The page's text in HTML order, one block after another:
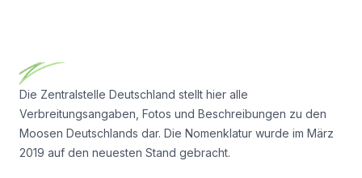
Die Zentralstelle Deutschland stellt hier alle
Verbreitungsangaben, Fotos und Beschreibungen zu den
Moosen Deutschlands dar. Die Nomenklatur wurde im März
2019 auf den neuesten Stand gebracht.